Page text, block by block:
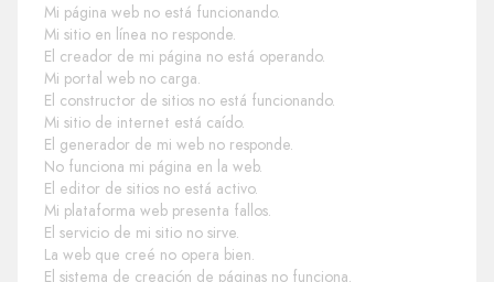
Mi página web no está funcionando.
Mi sitio en línea no responde.
El creador de mi página no está operando.
Mi portal web no carga.
El constructor de sitios no está funcionando.
Mi sitio de internet está caído.
El generador de mi web no responde.
No funciona mi página en la web.
El editor de sitios no está activo.
Mi plataforma web presenta fallos.
El servicio de mi sitio no sirve.
La web que creé no opera bien.
El sistema de creación de páginas no funciona.